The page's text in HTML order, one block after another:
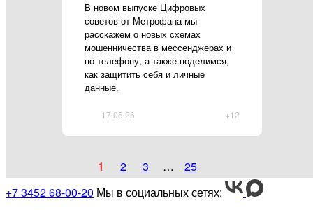
В новом выпуске Цифровых
советов от Метрофана мы
расскажем о новых схемах
мошенничества в мессенджерах и
по телефону, а также поделимся,
как защитить себя и личные
данные.
+12
17.06.26
1 2 3 …
25
+7 3452 68-00-20 Мы в социальных сетях: